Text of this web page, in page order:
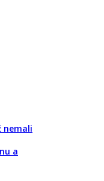
nemali
a